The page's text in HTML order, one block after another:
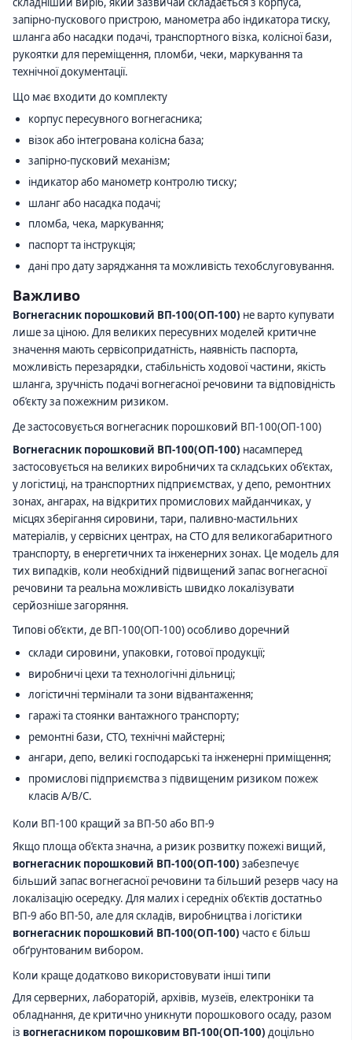
запірно-пускового пристрою, манометра або індикатора тиску,
шланга або насадки подачі, транспортного візка, колісної бази,
рукоятки для переміщення, пломби, чеки, маркування та
технічної документації.
Що має входити до комплекту
корпус пересувного вогнегасника;
візок або інтегрована колісна база;
запірно-пусковий механізм;
індикатор або манометр контролю тиску;
шланг або насадка подачі;
пломба, чека, маркування;
паспорт та інструкція;
дані про дату заряджання та можливість техобслуговування.
Важливо
Вогнегасник порошковий ВП-100(ОП-100) не варто купувати
лише за ціною. Для великих пересувних моделей критичне
значення мають сервісопридатність, наявність паспорта,
можливість перезарядки, стабільність ходової частини, якість
шланга, зручність подачі вогнегасної речовини та відповідність
об’єкту за пожежним ризиком.
Де застосовується вогнегасник порошковий ВП-100(ОП-100)
Вогнегасник порошковий ВП-100(ОП-100) насамперед
застосовується на великих виробничих та складських об’єктах,
у логістиці, на транспортних підприємствах, у депо, ремонтних
зонах, ангарах, на відкритих промислових майданчиках, у
місцях зберігання сировини, тари, паливно-мастильних
матеріалів, у сервісних центрах, на СТО для великогабаритного
транспорту, в енергетичних та інженерних зонах. Це модель для
тих випадків, коли необхідний підвищений запас вогнегасної
речовини та реальна можливість швидко локалізувати
серйозніше загоряння.
Типові об’єкти, де ВП-100(ОП-100) особливо доречний
склади сировини, упаковки, готової продукції;
виробничі цехи та технологічні дільниці;
логістичні термінали та зони відвантаження;
гаражі та стоянки вантажного транспорту;
ремонтні бази, СТО, технічні майстерні;
ангари, депо, великі господарські та інженерні приміщення;
промислові підприємства з підвищеним ризиком пожеж
класів A/B/C.
Коли ВП-100 кращий за ВП-50 або ВП-9
Якщо площа об’єкта значна, а ризик розвитку пожежі вищий,
вогнегасник порошковий ВП-100(ОП-100) забезпечує
більший запас вогнегасної речовини та більший резерв часу на
локалізацію осередку. Для малих і середніх об’єктів достатньо
ВП-9 або ВП-50, але для складів, виробництва і логістики
вогнегасник порошковий ВП-100(ОП-100) часто є більш
обґрунтованим вибором.
Коли краще додатково використовувати інші типи
Для серверних, лабораторій, архівів, музеїв, електроніки та
обладнання, де критично уникнути порошкового осаду, разом
із вогнегасником порошковим ВП-100(ОП-100) доцільно